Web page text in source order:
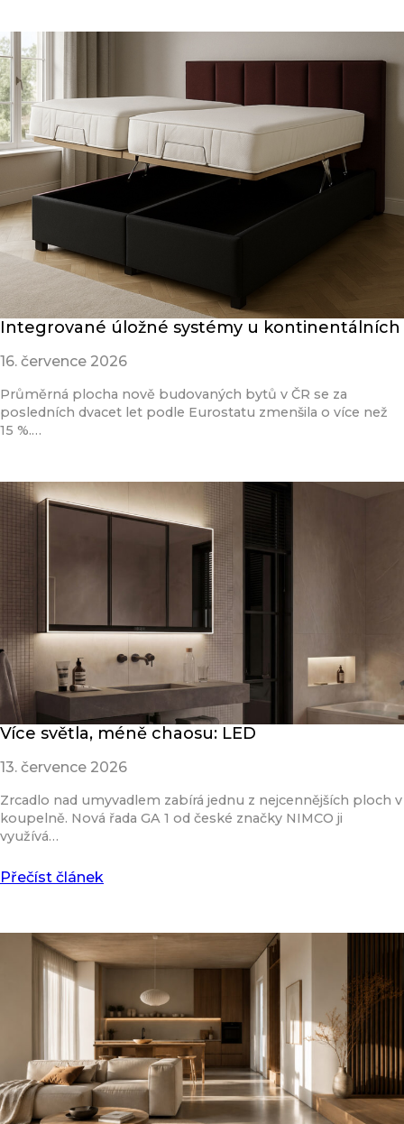
Integrované úložné systémy u kontinentálních
16. července 2026
Průměrná plocha nově budovaných bytů v ČR se za
posledních dvacet let podle Eurostatu zmenšila o více než
15 %.…
Více světla, méně chaosu: LED
13. července 2026
Zrcadlo nad umyvadlem zabírá jednu z nejcennějších ploch v
koupelně. Nová řada GA 1 od české značky NIMCO ji
využívá…
Přečíst článek